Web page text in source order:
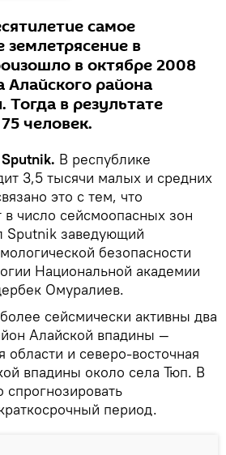
самое
в
в октябре 2008
Алайского района
в результате
человек.
В республике
3,5 тысячи малых и средних
это с тем, что
в число сейсмоопасных зон
Sputnik заведующий
безопасности
Национальной академии
Омуралиев.
сейсмически активны два
Алайской впадины —
области и северо-восточная
впадины около села Тюп. В
период.